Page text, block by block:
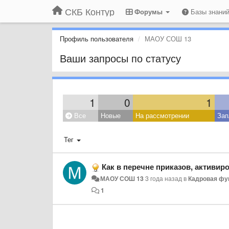
СКБ Контур Форумы Базы знаний
Профиль пользователя МАОУ СОШ 13
Ваши запросы по статусу
1 0 1
Все Новые На рассмотрении
Тег
Как в перечне приказов,
МАОУ СОШ 133 года назадвКадровая
1